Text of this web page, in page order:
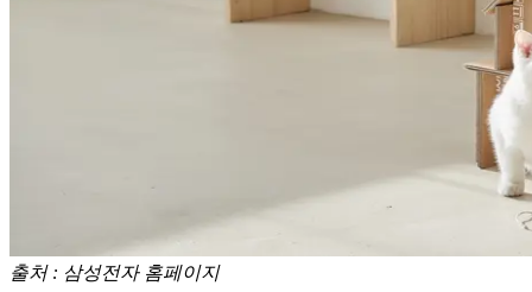
출처 : 삼성전자 홈페이지